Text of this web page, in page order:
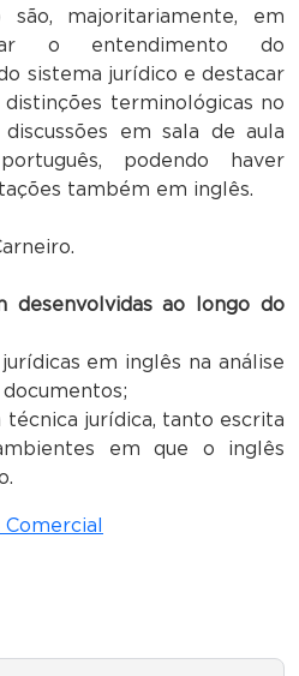
são, majoritariamente, em
o entendimento do
sistema jurídico e destacar
distinções terminológicas no
em sala de aula
podendo haver
também em inglês.
desenvolvidas ao longo do
em inglês na análise
técnica jurídica, tanto escrita
em que o inglês